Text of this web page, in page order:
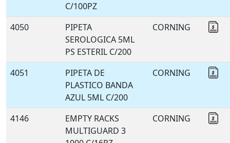
C/100PZ
4050
PIPETA
SEROLOGICA 5ML
PS ESTERIL C/200
CORNING
4051
PIPETA DE
PLASTICO BANDA
AZUL 5ML C/200
CORNING
4146
EMPTY RACKS
MULTIGUARD 3
CORNING